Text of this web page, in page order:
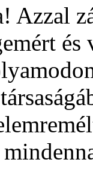
Azzal